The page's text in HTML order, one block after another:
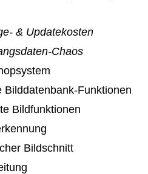
& Updatekosten
Chaos
Funktionen
Bildfunktionen
Bildschnitt